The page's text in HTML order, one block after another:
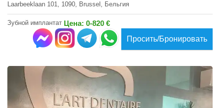
Laarbeeklaan 101, 1090, Brussel, Бельгия
Зубной имплантат Цена: 0-820 €
Просить/Бронировать